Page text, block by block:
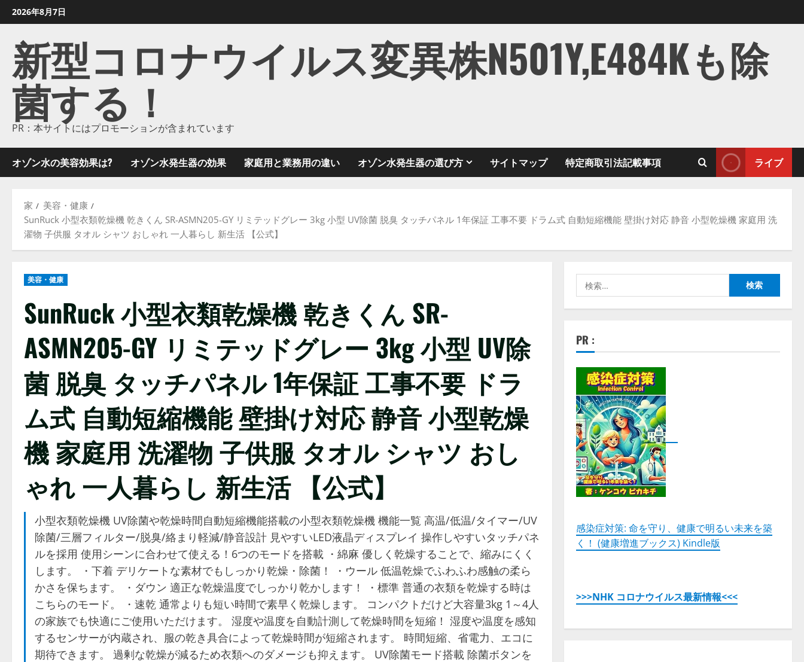
ン
2026年8月7日
新型コロナウイルス変異株N501Y,E484Kも除
菌する！
PR：本サイトにはプロモーションが含まれています
オゾン水の美容効果は? オゾン水発生器の効果 家庭用と業務用の違い オゾン水発生器の選び方 サイトマップ 特定商取引法記載事項 ライブ
家
美容・健康
SunRuck 小型衣類乾燥機 乾きくん SR-ASMN205-GY リミテッドグレー 3kg 小型 UV除菌 脱臭 タッチパネル 1年保証 工事不要 ドラム式 自動短縮機能 壁掛け対応 静音 小型乾燥機 家庭用 洗
濯物 子供服 タオル シャツ おしゃれ 一人暮らし 新生活 【公式】
美容・健康
SunRuck 小型衣類乾燥機 乾きくん SR-
ASMN205-GY リミテッドグレー 3kg 小型 UV除
菌 脱臭 タッチパネル 1年保証 工事不要 ドラ
ム式 自動短縮機能 壁掛け対応 静音 小型乾燥
機 家庭用 洗濯物 子供服 タオル シャツ おし
ゃれ 一人暮らし 新生活 【公式】
小型衣類乾燥機 UV除菌や乾燥時間自動短縮機能搭載の小型衣類乾燥機 機能一覧 高温/低温/タイマー/UV
除菌/三層フィルター/脱臭/絡まり軽減/静音設計 見やすいLED液晶ディスプレイ 操作しやすいタッチパネ
ルを採用 使用シーンに合わせて使える！6つのモードを搭載 ・綿麻 優しく乾燥することで、縮みにくく
します。 ・下着 デリケートな素材でもしっかり乾燥・除菌！ ・ウール 低温乾燥でふわふわ感触の柔ら
かさを保ちます。 ・ダウン 適正な乾燥温度でしっかり乾かします！ ・標準 普通の衣類を乾燥する時は
こちらのモード。 ・速乾 通常よりも短い時間で素早く乾燥します。 コンパクトだけど大容量3kg 1～4人
の家族でも快適にご使用いただけます。 湿度や温度を自動計測して乾燥時間を短縮！ 湿度や温度を感知
するセンサーが内蔵され、服の乾き具合によって乾燥時間が短縮されます。 時間短縮、省電力、エコに
期待できます。 過剰な乾燥が減るため衣類へのダメージも抑えます。 UV除菌モード搭載 除菌ボタンを
索:
PR :
感染症対策: 命を守り、健康で明るい未来を築
く！ (健康増進ブックス) Kindle版
>>>NHK コロナウイルス最新情報<<<